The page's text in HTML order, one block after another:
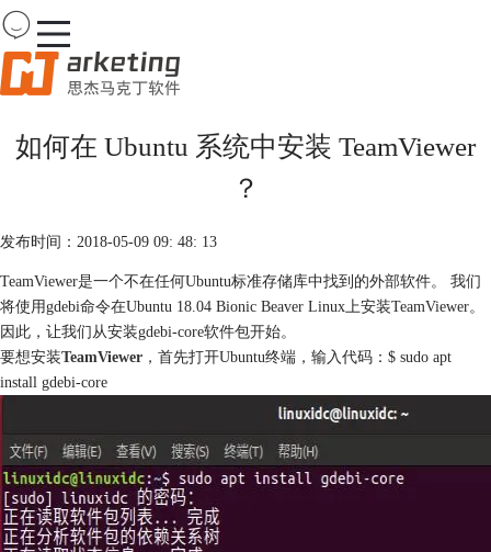
首页
购买
服务
如何在 Ubuntu 系统中安装 TeamViewer
？
发布时间：2018-05-09 09: 48: 13
TeamViewer是一个不在任何Ubuntu标准存储库中找到的外部软件。 我们
将使用gdebi命令在Ubuntu 18.04 Bionic Beaver Linux上安装TeamViewer。
因此，让我们从安装gdebi-core软件包开始。
要想安装TeamViewer ，首先打开Ubuntu终端，输入代码：$ sudo apt
install gdebi-core